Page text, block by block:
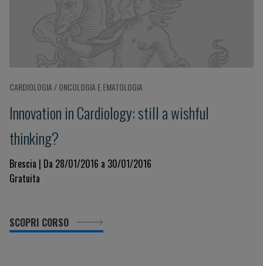
CARDIOLOGIA / ONCOLOGIA E EMATOLOGIA
Innovation in Cardiology: still a wishful
thinking?
Brescia | Da 28/01/2016 a 30/01/2016
Gratuita
SCOPRI CORSO